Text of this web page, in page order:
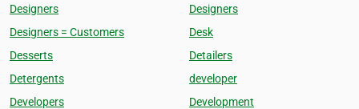
Designers
Designers
Designers = Customers
Desk
Desserts
Detailers
Detergents
developer
Developers
Development